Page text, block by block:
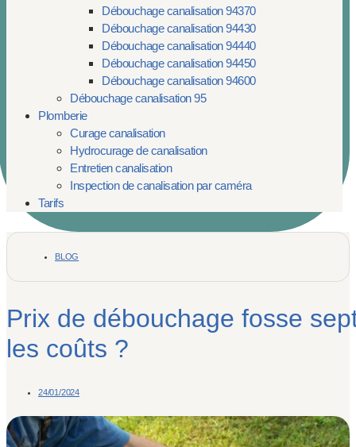
Débouchage canalisation 94370
Débouchage canalisation 94430
Débouchage canalisation 94440
Débouchage canalisation 94450
Débouchage canalisation 94600
Débouchage canalisation 95
Plomberie
Curage canalisation
Hydrocurage de canalisation
Entretien canalisation
Inspection de canalisation par caméra
Tarifs
BLOG
Prix de débouchage fosse
les coûts ?
24/01/2024